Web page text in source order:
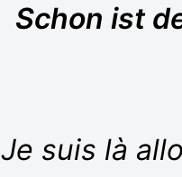
Schon ist
Je suis là